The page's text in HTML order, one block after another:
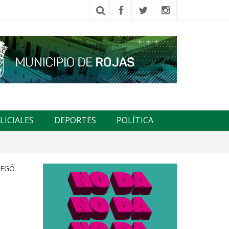
DEPORTES POLÍTICA